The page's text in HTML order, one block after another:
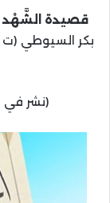
قصيدة الشَّهْد
(نشر في شبكة